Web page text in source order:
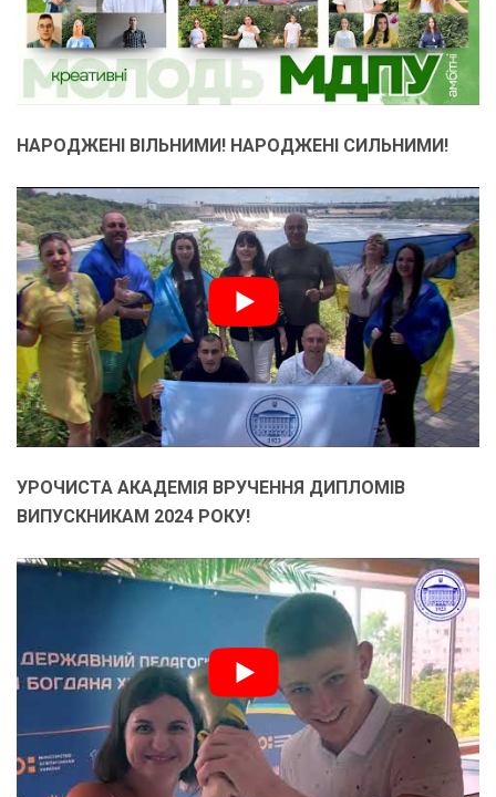
НАРОДЖЕНІ ВІЛЬНИМИ! НАРОДЖЕНІ СИЛЬНИМИ!
УРОЧИСТА АКАДЕМІЯ ВРУЧЕННЯ ДИПЛОМІВ
ВИПУСКНИКАМ 2024 РОКУ!